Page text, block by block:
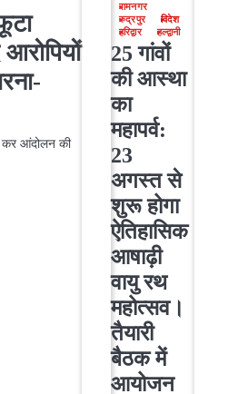
कर आंदोलन की
रामनगर
रुद्रपुर
विदेश
हरिद्वार
हल्द्वानी
25 गांवों
की आस्था
का
महापर्व:
23
अगस्त से
शुरू होगा
ऐतिहासिक
आषाढ़ी
वायु रथ
महोत्सव।
तैयारी
बैठक में
आयोजन